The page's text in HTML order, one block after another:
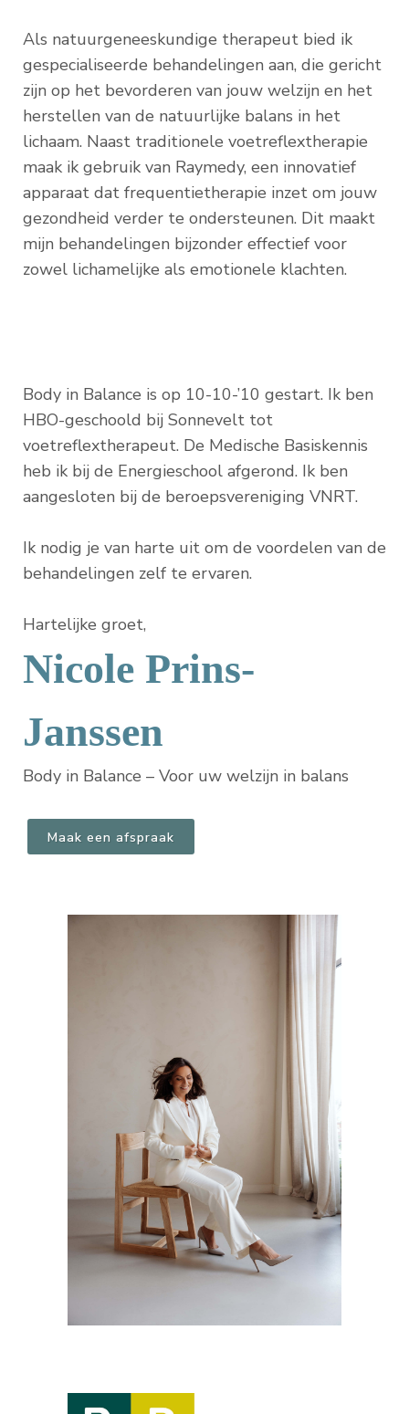
Als natuurgeneeskundige therapeut bied ik
gespecialiseerde behandelingen aan, die gericht
zijn op het bevorderen van jouw welzijn en het
herstellen van de natuurlijke balans in het
lichaam. Naast traditionele voetreflextherapie
maak ik gebruik van Raymedy, een innovatief
apparaat dat frequentietherapie inzet om jouw
gezondheid verder te ondersteunen. Dit maakt
mijn behandelingen bijzonder effectief voor
zowel lichamelijke als emotionele klachten.
Body in Balance is op 10-10-’10 gestart. Ik ben
HBO-geschoold bij Sonnevelt tot
voetreflextherapeut. De Medische Basiskennis
heb ik bij de Energieschool afgerond. Ik ben
aangesloten bij de beroepsvereniging VNRT.
Ik nodig je van harte uit om de voordelen van de
behandelingen zelf te ervaren.
Hartelijke groet,
Nicole Prins-
Janssen
Body in Balance – Voor uw welzijn in balans
Maak een afspraak